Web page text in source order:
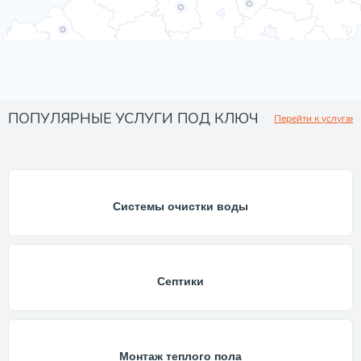
ПОПУЛЯРНЫЕ УСЛУГИ ПОД КЛЮЧ Перейти к услугам
Системы очистки воды
Септики
Монтаж теплого пола